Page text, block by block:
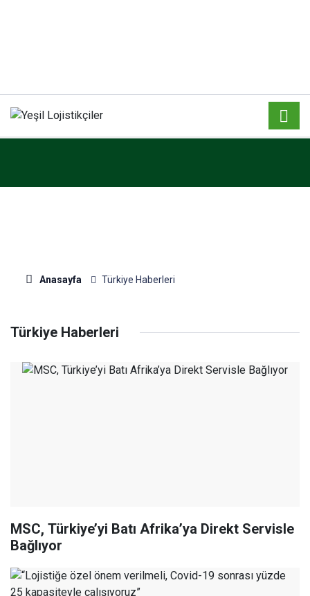
Anasayfa Türkiye Haberleri
Türkiye Haberleri
MSC, Türkiye’yi Batı Afrika’ya Direkt Servisle
Bağlıyor